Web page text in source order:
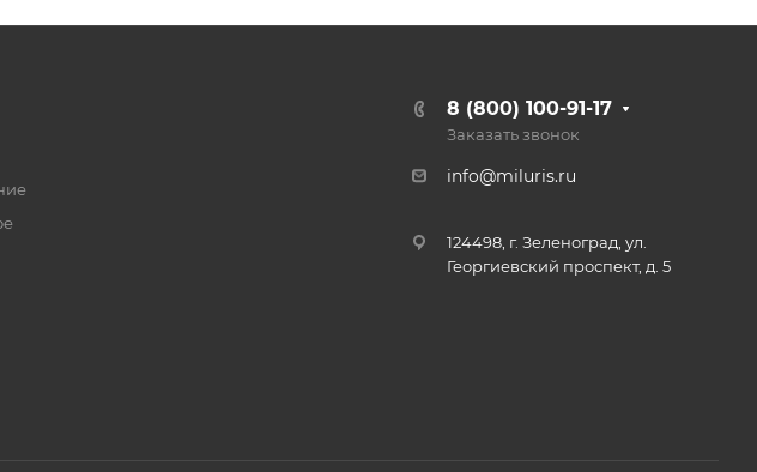
8 (800) 100-91-17
Заказать звонок
info@miluris.ru
124498, г. Зеленоград, ул.
Георгиевский проспект, д. 5